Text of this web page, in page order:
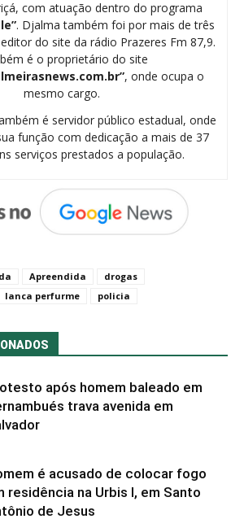
com atuação dentro do programa
. Djalma também foi por mais de três
do site da rádio Prazeres Fm 87,9.
é o proprietário do site
, onde ocupa o
mesmo cargo.
é servidor público estadual, onde
função com dedicação a mais de 37
serviços prestados a população.
Apreendida
drogas
lanca perfurme policia
após homem baleado em
trava avenida em
é acusado de colocar fogo
residência na Urbis I, em Santo
de Jesus